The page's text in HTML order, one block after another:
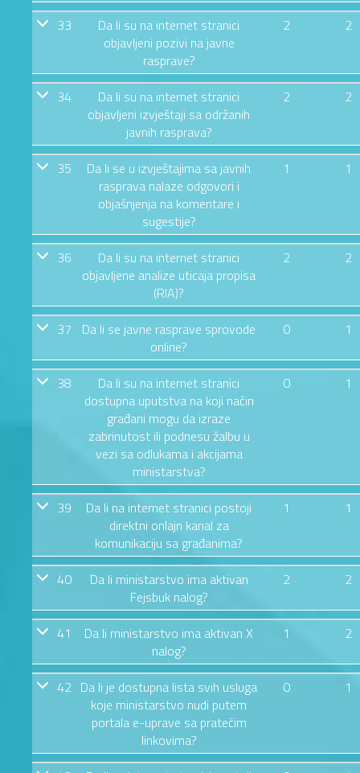
33
Da li su na internet stranici
objavljeni pozivi na javne
rasprave?
2 2
34
Da li su na internet stranici
objavljeni izvještaji sa održanih
javnih rasprava?
2 2
35
Da li se u izvještajima sa javnih
rasprava nalaze odgovori i
objašnjenja na komentare i
sugestije?
1 1
36
Da li su na internet stranici
objavljene analize uticaja propisa
(RIA)?
2 2
37
Da li se javne rasprave sprovode
online?
0 1
38
Da li su na internet stranici
dostupna uputstva na koji način
građani mogu da izraze
zabrinutost ili podnesu žalbu u
vezi sa odlukama i akcijama
ministarstva?
0 1
39
Da li na internet stranici postoji
direktni onlajn kanal za
komunikaciju sa građanima?
1 1
40
Da li ministarstvo ima aktivan
Fejsbuk nalog?
2 2
41
Da li ministarstvo ima aktivan X
nalog?
1 2
42 Da li je dostupna lista svih usluga
koje ministarstvo nudi putem
portala e-uprave sa pratećim
linkovima?
0 1